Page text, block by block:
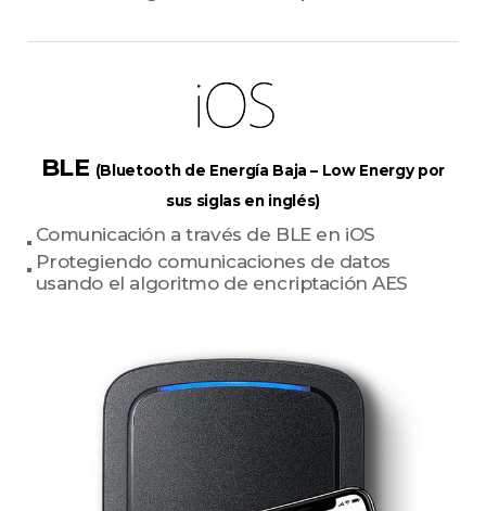
BLE (Bluetooth de Energía Baja – Low Energy por
sus siglas en inglés)
Comunicación a través de BLE en iOS
Protegiendo comunicaciones de datos
usando el algoritmo de encriptación AES